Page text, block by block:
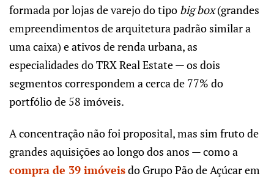
formada por lojas de varejo do tipo big box(grandes
empreendimentos de arquitetura padrão similar a
uma caixa) e ativos de renda urbana, as
especialidades do TRX Real Estate — os dois
segmentos correspondem a cerca de 77% do
portfólio de 58 imóveis.
A concentração não foi proposital, mas sim fruto de
grandes aquisições ao longo dos anos — como a
compra de 39 imóveisdo Grupo Pão de Açúcar em